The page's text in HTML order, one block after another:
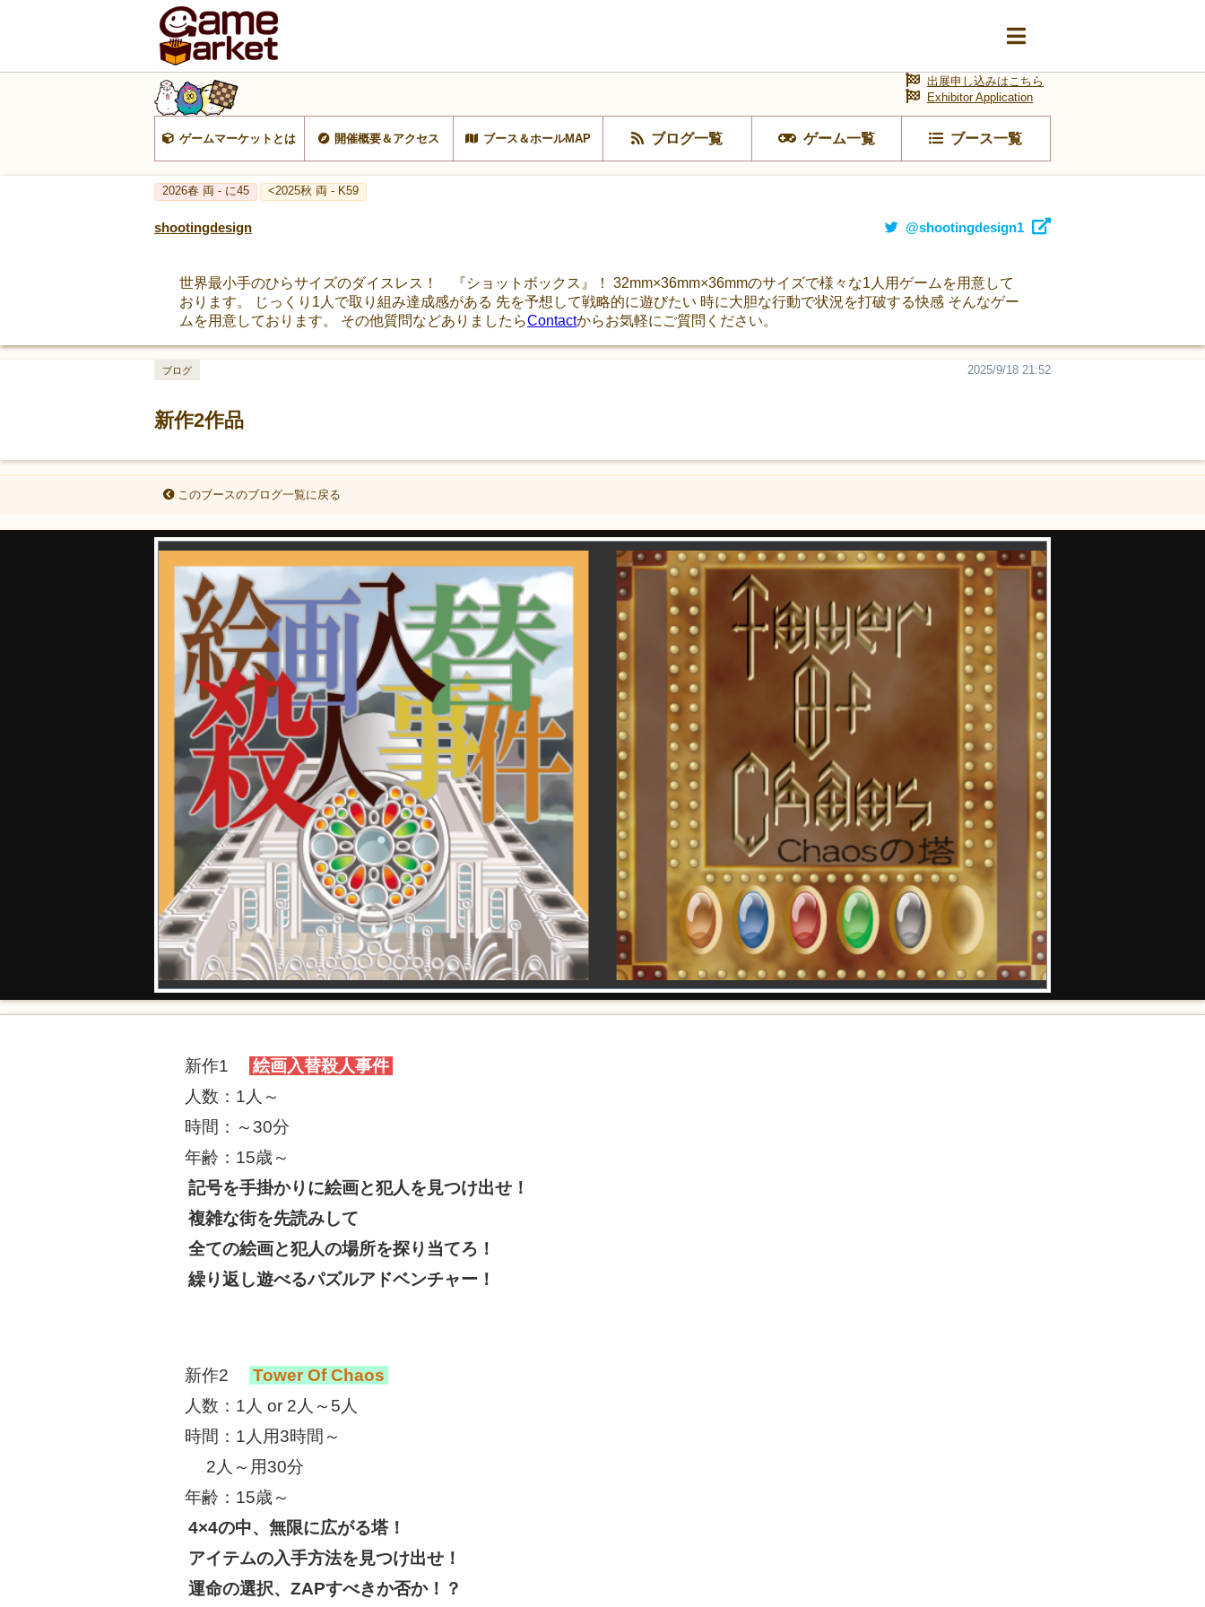
ゲームマーケットとは 開催概要＆アクセス ブース＆ホールMAP ブログ一覧 ゲーム一覧 ブース一覧
出展申し込みはこちら
Exhibitor Application
2026春 両 - に45 <2025秋 両 - K59
shootingdesign @shootingdesign1
世界最小手のひらサイズのダイスレス！ 『ショットボックス』！ 32mm×36mm×36mmのサイズで様々な1人用ゲームを用意して
おります。 じっくり1人で取り組み達成感がある 先を予想して戦略的に遊びたい 時に大胆な行動で状況を打破する快感 そんなゲー
ムを用意しております。 その他質問などありましたらContactからお気軽にご質問ください。
新作2作品
2025/9/18 21:52
ブログ
このブースのブログ一覧に戻る
新作1
絵画入替殺人事件
人数：1人～
時間：～30分
年齢：15歳～
記号を手掛かりに絵画と犯人を見つけ出せ！
複雑な街を先読みして
全ての絵画と犯人の場所を探り当てろ！
繰り返し遊べるパズルアドベンチャー！
新作2
Tower Of Chaos
人数：1人 or 2人～5人
時間：1人用3時間～
2人～用30分
年齢：15歳～
4×4の中、無限に広がる塔！
アイテムの入手方法を見つけ出せ！
運命の選択、ZAPすべきか否か！？